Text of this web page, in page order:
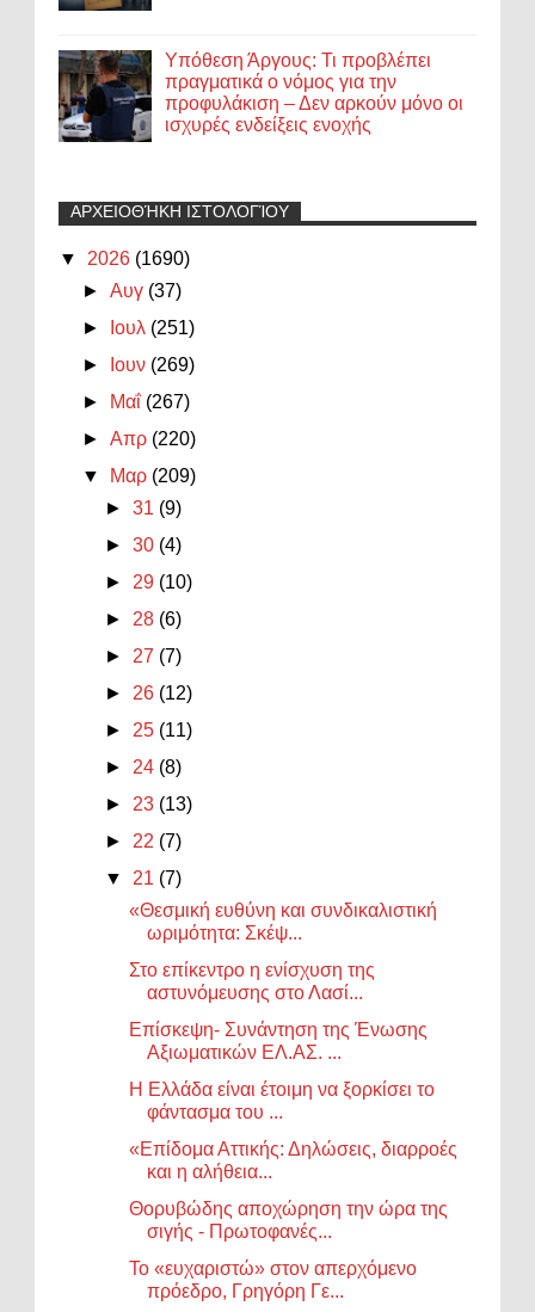
Υπόθεση Άργους: Τι προβλέπει
πραγματικά ο νόμος για την
προφυλάκιση – Δεν αρκούν μόνο οι
ισχυρές ενδείξεις ενοχής
ΑΡΧΕΙΟΘΉΚΗ ΙΣΤΟΛΟΓΊΟΥ
▼ 2026 (1690)
►Αυγ (37)
►
Ιουλ (251)
►
Ιουν (269)
►
Μαΐ (267)
►Απρ (220)
▼
Μαρ (209)
►31 (9)
►30 (4)
► 29 (10)
► 28 (6)
► 27 (7)
► 26 (12)
► 25 (11)
► 24 (8)
► 23 (13)
► 22 (7)
▼ 21 (7)
«Θεσμική ευθύνη και συνδικαλιστική
ωριμότητα: Σκέψ...
Στο επίκεντρο η ενίσχυση της
αστυνόμευσης στο Λασί...
Επίσκεψη- Συνάντηση της Ένωσης
Αξιωματικών ΕΛ.ΑΣ. ...
Η Ελλάδα είναι έτοιμη να ξορκίσει το
φάντασμα του ...
«Επίδομα Αττικής: Δηλώσεις, διαρροές
και η αλήθεια...
Θορυβώδης αποχώρηση την ώρα της
σιγής - Πρωτοφανές...
Το «ευχαριστώ» στον απερχόμενο
πρόεδρο, Γρηγόρη Γε...